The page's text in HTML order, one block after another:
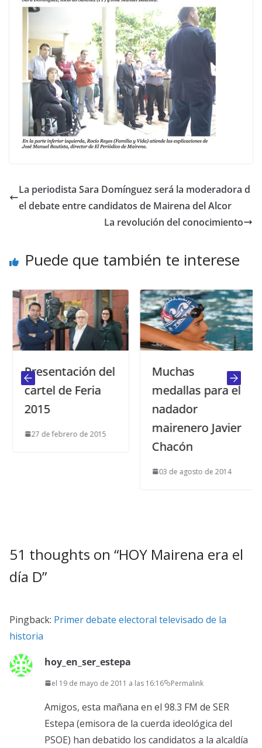
La periodista Sara Domínguez será la moderadora d
el debate entre candidatos de Mairena del Alcor
La revolución del conocimiento
Puede que también te interese
Presentación del
cartel de Feria
2015
27 de febrero de 2015
Muchas
medallas para el
nadador
mairenero Javier
Chacón
03 de agosto de 2014
51 thoughts on “HOY Mairena era el
día D”
Pingback: Primer debate electoral televisado de la
historia
hoy_en_ser_estepa
el 19 de mayo de 2011 a las 16:16 Permalink
Amigos, esta mañana en el 98.3 FM de SER
Estepa (emisora de la cuerda ideológica del
PSOE) han debatido los candidatos a la alcaldía